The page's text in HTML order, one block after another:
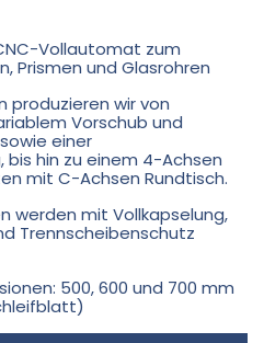
Vollautomat zum
Prismen und Glasrohren
produzieren wir von
Vorschub und
einer
hin zu einem 4-Achsen
mit C-Achsen Rundtisch.
werden mit Vollkapselung,
Trennscheibenschutz
500, 600 und 700 mm